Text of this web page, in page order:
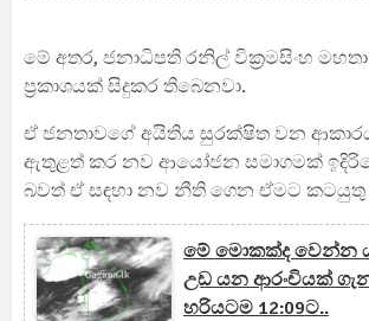
මේ අතර, ජනාධිපති රනිල් වික්‍රමසිංහ
ප්‍රකාශයක් සිදුකර තිබෙනවා.
ඒ ජනතාවගේ අයිතිය සුරක්ෂිත වන
ඇතුළත් කර නව ආයෝජන සමාගමක්
බවත් ඒ සඳහා නව නීති ගෙන ඒමට
මේ මොකක්ද වෙන්න
උඩ යන ආරංචියක්
හරියටම 12:09ට..